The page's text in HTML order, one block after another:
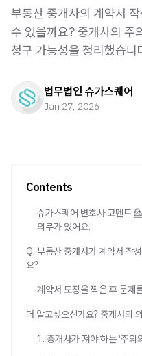
부동산 중개사의 계약서
수 있을까요? 중개사의 주
청구 가능성을 정리했습니
법무법인 슈가스퀘어
Jan 27, 2026
Contents
슈가스퀘어 변호사 코멘트
의무가 있어요.”
Q. 부동산 중개사가 계약서 작
요?
계약서 도장을 찍은 후 문제
더 알고싶으신가요? 중개사의
1. 중개사가 져야 하는 ‘주의